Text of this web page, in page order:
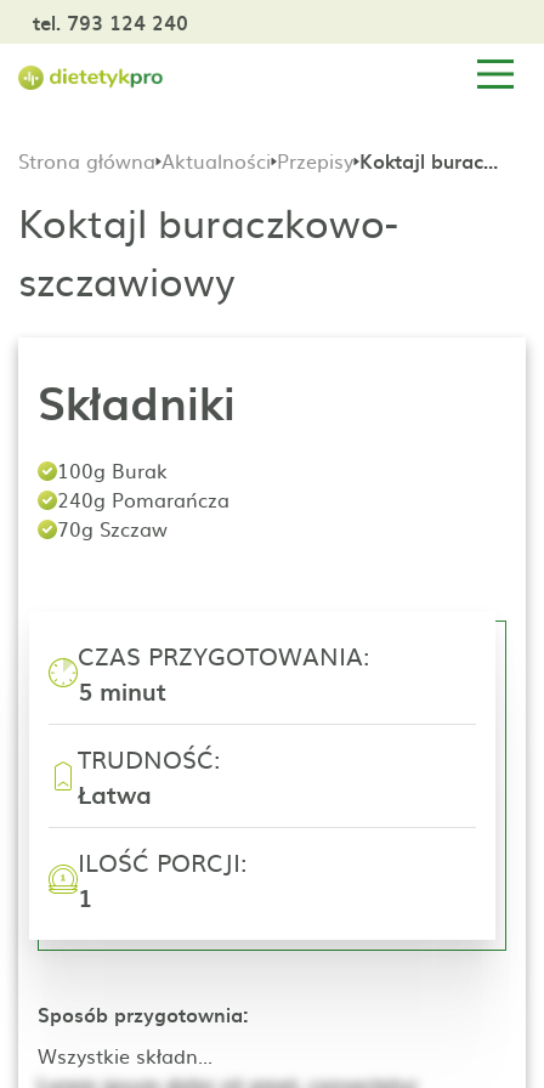
tel. 793 124 240
Strona główna Aktualności Przepisy Koktajl buraczkowo-szczawiowy
Koktajl buraczkowo-
szczawiowy
Składniki
100g Burak
240g Pomarańcza
70g Szczaw
CZAS PRZYGOTOWANIA:
5 minut
TRUDNOŚĆ:
Łatwa
ILOŚĆ PORCJI:
1
Sposób przygotownia:
Wszystkie składn...